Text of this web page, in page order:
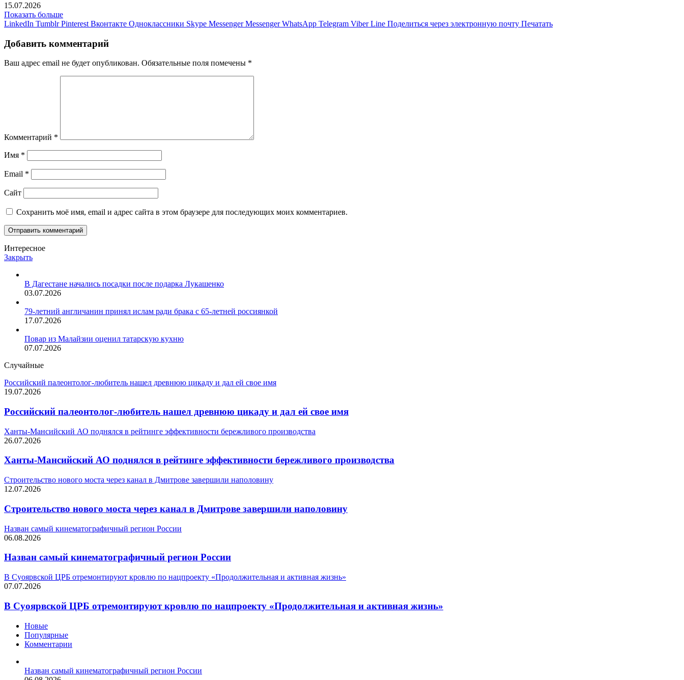
15.07.2026
Показать больше
LinkedIn Tumblr Pinterest Вконтакте Одноклассники Skype Messenger Messenger WhatsApp Telegram Viber Line Поделиться через электронную почту Печатать
Добавить комментарий
Ваш адрес email не будет опубликован. Обязательные поля помечены *
Комментарий *
Имя *
Email *
Сайт
Сохранить моё имя, email и адрес сайта в этом браузере для последующих моих комментариев.
Интересное
Закрыть
В Дагестане начались посадки после подарка Лукашенко
03.07.2026
79-летний англичанин принял ислам ради брака с 65-летней россиянкой
17.07.2026
Повар из Малайзии оценил татарскую кухню
07.07.2026
Случайные
Российский палеонтолог-любитель нашел древнюю цикаду и дал ей свое имя
19.07.2026
Российский палеонтолог-любитель нашел древнюю цикаду и дал ей свое имя
Ханты-Мансийский АО поднялся в рейтинге эффективности бережливого производства
26.07.2026
Ханты-Мансийский АО поднялся в рейтинге эффективности бережливого производства
Строительство нового моста через канал в Дмитрове завершили наполовину
12.07.2026
Строительство нового моста через канал в Дмитрове завершили наполовину
Назван самый кинематографичный регион России
06.08.2026
Назван самый кинематографичный регион России
В Суоярвской ЦРБ отремонтируют кровлю по нацпроекту «Продолжительная и активная жизнь»
07.07.2026
В Суоярвской ЦРБ отремонтируют кровлю по нацпроекту «Продолжительная и активная жизнь»
Новые
Популярные
Комментарии
Назван самый кинематографичный регион России